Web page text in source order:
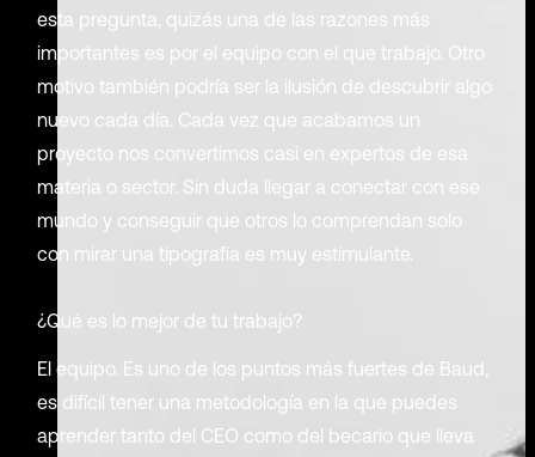
esta pregunta, quizás una de las razones más
importantes es por el equipo con el que trabajo. Otro
motivo también podría ser la ilusión de descubrir algo
nuevo cada día. Cada vez que acabamos un
proyecto nos convertimos casi en expertos de esa
materia o sector. Sin duda llegar a conectar con ese
mundo y conseguir que otros lo comprendan solo
con mirar una tipografía es muy estimulante.
¿Qué es lo mejor de tu trabajo?
El equipo. Es uno de los puntos más fuertes de Baud,
es difícil tener una metodología en la que puedes
aprender tanto del CEO como del becario que lleva